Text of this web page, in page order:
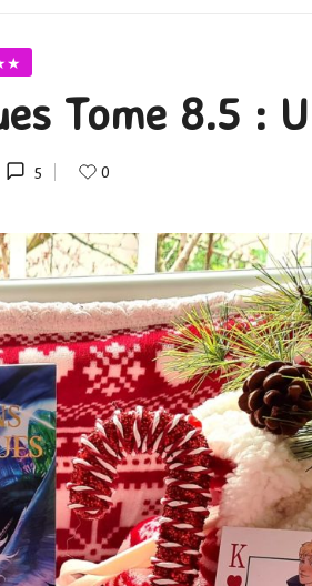
Tome 8.5 :
5 0